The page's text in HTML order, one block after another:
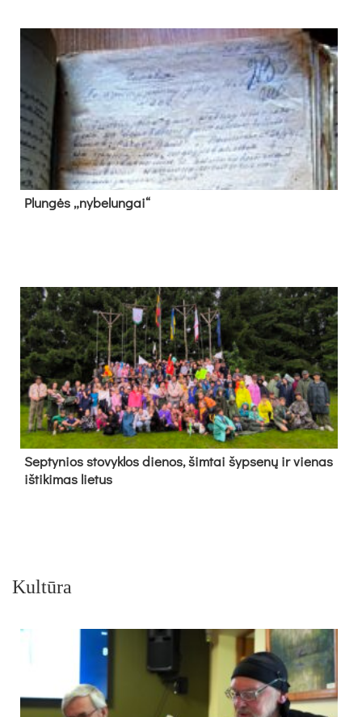
Plun­gės „ny­be­lun­gai“
Sep­ty­nios sto­vyk­los die­nos, šim­tai šyp­se­nų ir vie­nas
iš­ti­ki­mas lie­tus
Kultūra